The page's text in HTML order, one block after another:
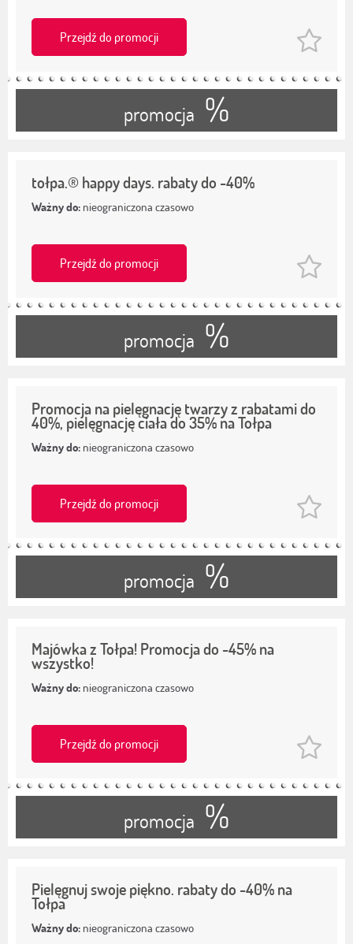
Przejdź do promocji
promocja %
tołpa.® happy days. rabaty do -40%
Ważny do: nieograniczona czasowo
Przejdź do promocji
promocja %
Promocja na pielęgnację twarzy z rabatami do
40%, pielęgnację ciała do 35% na Tołpa
Ważny do: nieograniczona czasowo
Przejdź do promocji
promocja %
Majówka z Tołpa! Promocja do -45% na
wszystko!
Ważny do: nieograniczona czasowo
Przejdź do promocji
promocja %
Pielęgnuj swoje piękno. rabaty do -40% na
Tołpa
Ważny do: nieograniczona czasowo